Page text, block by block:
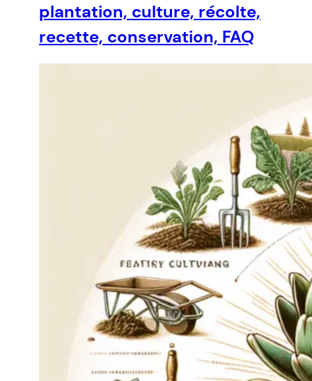
plantation, culture, récolte,
recette, conservation, FAQ